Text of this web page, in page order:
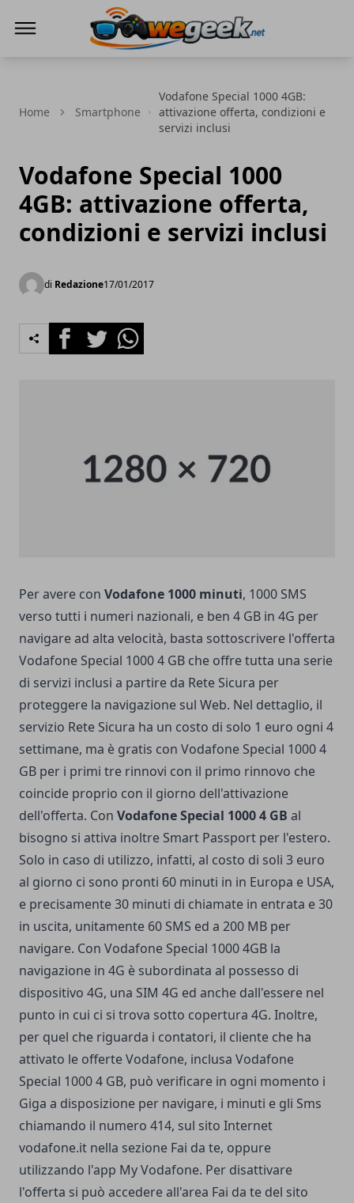
Home Smartphone
Vodafone Special 1000 4GB:
attivazione offerta, condizioni e
servizi inclusi
Vodafone Special 1000
4GB: attivazione offerta,
condizioni e servizi inclusi
di Redazione17/01/2017
FacebookTwitterWhatsapp
Per avere con Vodafone 1000 minuti, 1000 SMS
verso tutti i numeri nazionali, e ben 4 GB in 4G per
navigare ad alta velocità, basta sottoscrivere l'offerta
Vodafone Special 1000 4 GB che offre tutta una serie
di servizi inclusi a partire da Rete Sicura per
proteggere la navigazione sul Web. Nel dettaglio, il
servizio Rete Sicura ha un costo di solo 1 euro ogni 4
settimane, ma è gratis con Vodafone Special 1000 4
GB per i primi tre rinnovi con il primo rinnovo che
coincide proprio con il giorno dell'attivazione
dell'offerta. Con Vodafone Special 1000 4 GB al
bisogno si attiva inoltre Smart Passport per l'estero.
Solo in caso di utilizzo, infatti, al costo di soli 3 euro
al giorno ci sono pronti 60 minuti in in Europa e USA,
e precisamente 30 minuti di chiamate in entrata e 30
in uscita, unitamente 60 SMS ed a 200 MB per
navigare. Con Vodafone Special 1000 4GB la
navigazione in 4G è subordinata al possesso di
dispositivo 4G, una SIM 4G ed anche dall'essere nel
punto in cui ci si trova sotto copertura 4G. Inoltre,
per quel che riguarda i contatori, il cliente che ha
attivato le offerte Vodafone, inclusa Vodafone
Special 1000 4 GB, può verificare in ogni momento i
Giga a disposizione per navigare, i minuti e gli Sms
chiamando il numero 414, sul sito Internet
vodafone.it nella sezione Fai da te, oppure
utilizzando l'app My Vodafone. Per disattivare
l'offerta si può accedere all'area Fai da te del sito